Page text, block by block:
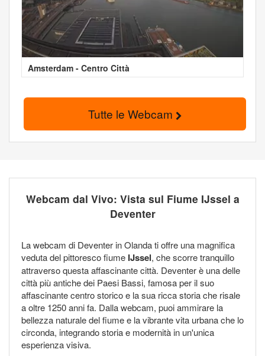
Amsterdam - Centro Città
Tutte le Webcam
Webcam dal Vivo: Vista sul Fiume IJssel a
Deventer
La webcam di Deventer in Olanda ti offre una magnifica
veduta del pittoresco fiume IJssel, che scorre tranquillo
attraverso questa affascinante città. Deventer è una delle
città più antiche dei Paesi Bassi, famosa per il suo
affascinante centro storico e la sua ricca storia che risale
a oltre 1250 anni fa. Dalla webcam, puoi ammirare la
bellezza naturale del fiume e la vibrante vita urbana che lo
circonda, integrando storia e modernità in un'unica
esperienza visiva.